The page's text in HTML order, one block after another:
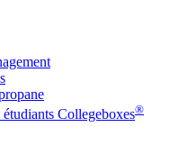
Collegeboxes®